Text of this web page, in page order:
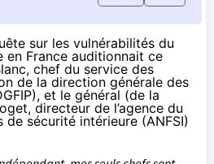
sur les vulnérabilités du
en France auditionnait ce
chef du service des
de la direction générale des
et le général (de la
directeur de l’agence du
de sécurité intérieure (ANFSI)